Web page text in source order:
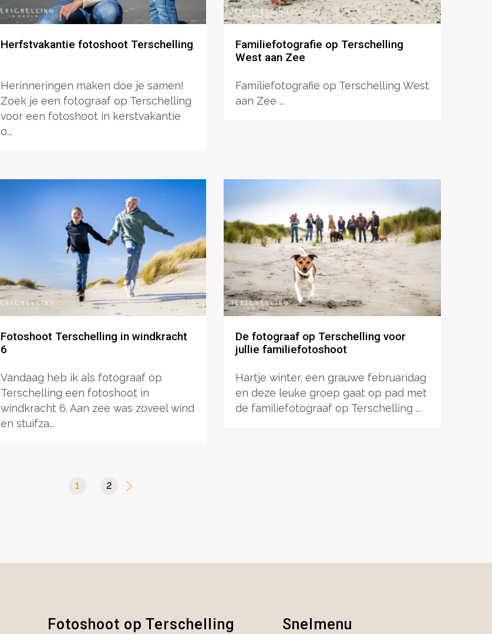
Herfstvakantie fotoshoot Terschelling
Herinneringen maken doe je samen!
Zoek je een fotograaf op Terschelling
voor een fotoshoot in kerstvakantie
o...
Familiefotografie op Terschelling
West aan Zee
Familiefotografie op Terschelling West
aan Zee ...
Fotoshoot Terschelling in windkracht
6
Vandaag heb ik als fotograaf op
Terschelling een fotoshoot in
windkracht 6. Aan zee was zoveel wind
en stuifza...
De fotograaf op Terschelling voor
jullie familiefotoshoot
Hartje winter, een grauwe februaridag
en deze leuke groep gaat op pad met
de familiefotograaf op Terschelling ...
1 (current)
2
Fotoshoot op Terschelling Snelmenu